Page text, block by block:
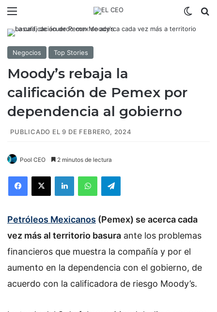
Negocios Top Stories
Moody’s rebaja la
calificación de Pemex por
dependencia al gobierno
PUBLICADO EL 9 DE FEBRERO, 2024
Pool CEO 2 minutos de lectura
Petróleos Mexicanos (Pemex) se acerca cada
vez más al territorio basura ante los problemas
financieros que muestra la compañía y por el
aumento en la dependencia con el gobierno, de
acuerdo con la calificadora de riesgo Moody’s.